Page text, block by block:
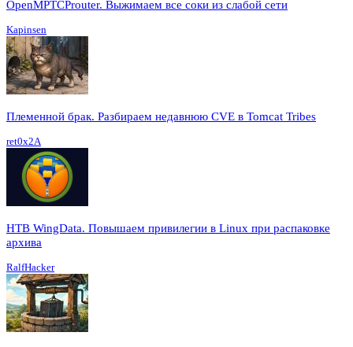
OpenMPTCProuter. Выжимаем все соки из слабой сети
Kapinsen
Племенной брак. Разбираем недавнюю CVE в Tomcat Tribes
ret0x2A
HTB WingData. Повышаем привилегии в Linux при распаковке
архива
RalfHacker